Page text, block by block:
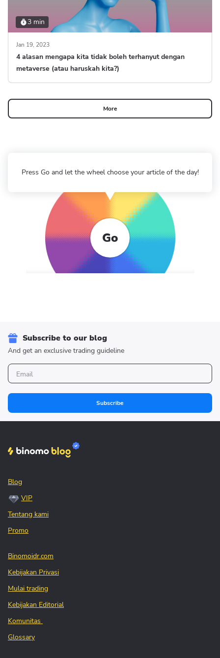
3 min
Jan 19, 2023
4 alasan mengapa kita tidak boleh terhanyut dengan
metaverse (atau haruskah kita?)
More
Go
Press Go and let the wheel choose your article of the day!
Subscribe to our blog
And get an exclusive trading guideline
Subscribe
Blog
VIP
Tentang kami
Promo
Binomoidr.com
Kebijakan Privasi
Mulai trading
Kebijakan Editorial
Komunitas
Glossary